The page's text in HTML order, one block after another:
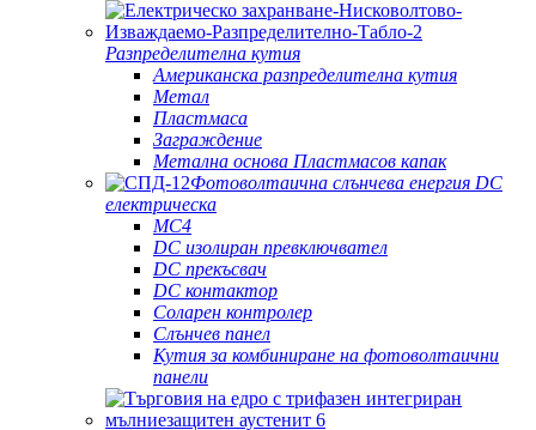
Разпределителна кутия
Американска разпределителна кутия
Метал
Пластмаса
Заграждение
Метална основа Пластмасов капак
Фотоволтаична слънчева енергия DC
електрическа
MC4
DC изолиран превключвател
DC прекъсвач
DC контактор
Соларен контролер
Слънчев панел
Кутия за комбиниране на фотоволтаични
панели